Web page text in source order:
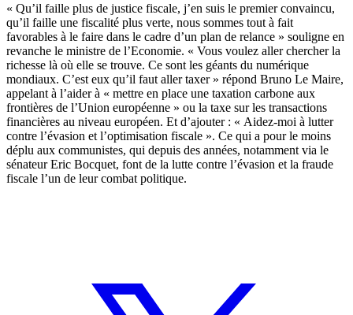
« Qu’il faille plus de justice fiscale, j’en suis le premier convaincu,
qu’il faille une fiscalité plus verte, nous sommes tout à fait
favorables à le faire dans le cadre d’un plan de relance » souligne en
revanche le ministre de l’Economie. « Vous voulez aller chercher la
richesse là où elle se trouve. Ce sont les géants du numérique
mondiaux. C’est eux qu’il faut aller taxer » répond Bruno Le Maire,
appelant à l’aider à « mettre en place une taxation carbone aux
frontières de l’Union européenne » ou la taxe sur les transactions
financières au niveau européen. Et d’ajouter : « Aidez-moi à lutter
contre l’évasion et l’optimisation fiscale ». Ce qui a pour le moins
déplu aux communistes, qui depuis des années, notamment via le
sénateur Eric Bocquet, font de la lutte contre l’évasion et la fraude
fiscale l’un de leur combat politique.